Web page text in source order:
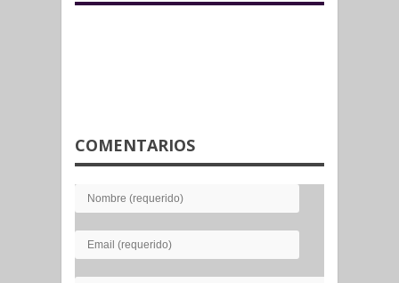
COMENTARIOS